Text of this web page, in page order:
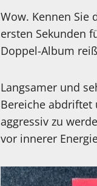
Wow. Kennen Sie
ersten Sekunden
Doppel-Album
Langsamer und
Bereiche abdriftet
aggressiv zu
vor innerer